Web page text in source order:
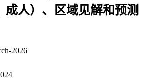
成人）、区域见解和预测
2026